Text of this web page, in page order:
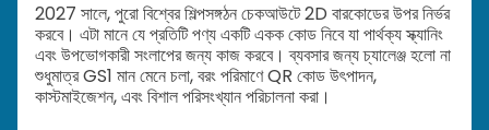
2027 সালে, পুরো বিশ্বের শিল্পসঙ্গঠন চেকআউটে 2D বারকোডের উপর নির্ভর
করবে। এটা মানে যে প্রতিটি পণ্য একটি একক কোড নিবে যা পার্থক্য স্ক্যানিং
এবং উপভোগকারী সংলাপের জন্য কাজ করবে। ব্যবসার জন্য চ্যালেঞ্জ হলো না
শুধুমাত্র GS1 মান মেনে চলা, বরং পরিমাণে QR কোড উৎপাদন,
কাস্টমাইজেশন, এবং বিশাল পরিসংখ্যান পরিচালনা করা।